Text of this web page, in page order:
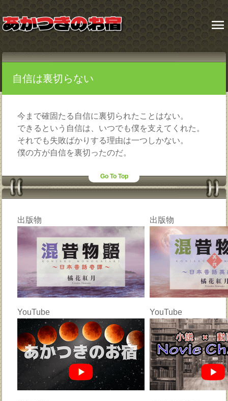
menu
自信は裏切らない
今まで確固たる自信に裏切られたことはない。
できるという自信は、いつでも僕を支えてくれた。
それでも失敗ばかりする理由は一つしかない。
僕の方が自信を裏切ったのだ。
Go To Top
出版物 出版物
YouTube YouTube